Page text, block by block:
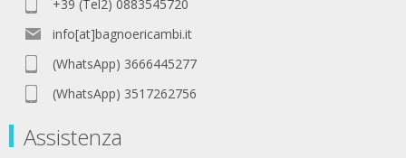
+39 (Tel2) 0883545720
info[at]bagnoericambi.it
(WhatsApp) 3666445277
(WhatsApp) 3517262756
Assistenza